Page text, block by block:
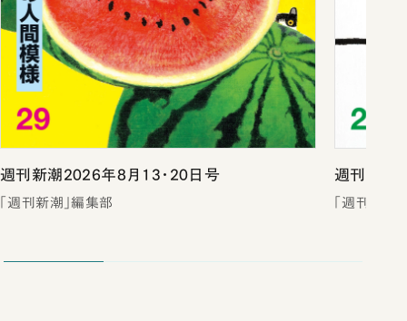
週刊新潮2026年8月13・20日号
「週刊新潮」編集部
週刊新潮
「週刊新潮